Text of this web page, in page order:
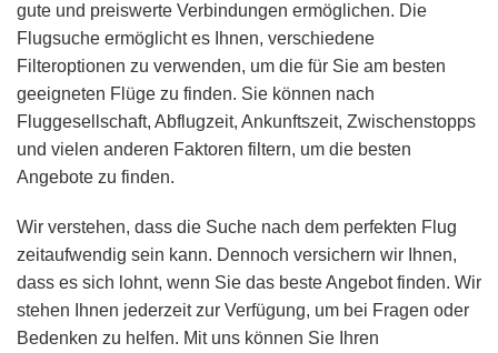
gute und preiswerte Verbindungen ermöglichen. Die
Flugsuche ermöglicht es Ihnen, verschiedene
Filteroptionen zu verwenden, um die für Sie am besten
geeigneten Flüge zu finden. Sie können nach
Fluggesellschaft, Abflugzeit, Ankunftszeit, Zwischenstopps
und vielen anderen Faktoren filtern, um die besten
Angebote zu finden.
Wir verstehen, dass die Suche nach dem perfekten Flug
zeitaufwendig sein kann. Dennoch versichern wir Ihnen,
dass es sich lohnt, wenn Sie das beste Angebot finden. Wir
stehen Ihnen jederzeit zur Verfügung, um bei Fragen oder
Bedenken zu helfen. Mit uns können Sie Ihren